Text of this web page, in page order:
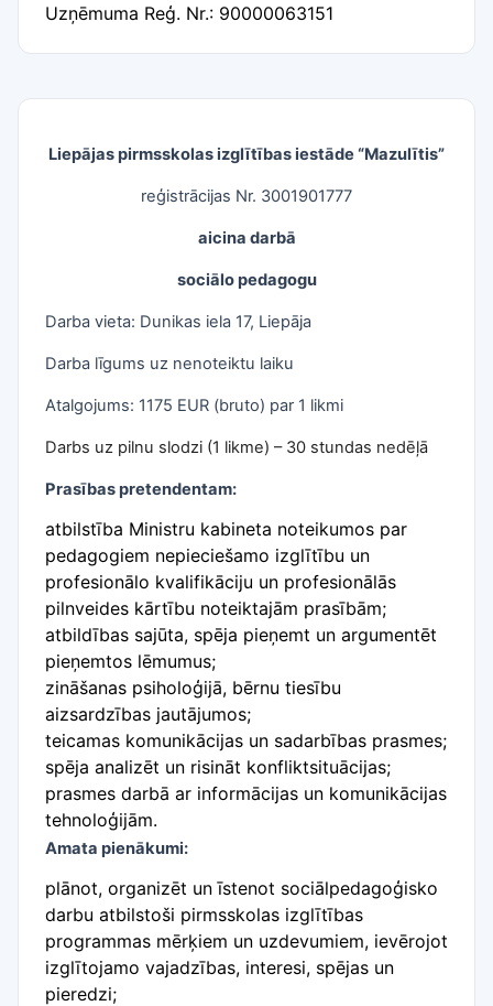
Liepājas pirmsskolas izglītības iestāde “Mazulītis”
reģistrācijas Nr. 3001901777
aicina darbā
sociālo pedagogu
Darba vieta: Dunikas iela 17, Liepāja
Darba līgums uz nenoteiktu laiku
Atalgojums: 1175 EUR (bruto) par 1 likmi
Darbs uz pilnu slodzi (1 likme) – 30 stundas nedēļā
Prasības pretendentam:
atbilstība Ministru kabineta noteikumos par
pedagogiem nepieciešamo izglītību un
profesionālo kvalifikāciju un profesionālās
pilnveides kārtību noteiktajām prasībām;
atbildības sajūta, spēja pieņemt un argumentēt
pieņemtos lēmumus;
zināšanas psiholoģijā, bērnu tiesību
aizsardzības jautājumos;
teicamas komunikācijas un sadarbības prasmes;
spēja analizēt un risināt konfliktsituācijas;
prasmes darbā ar informācijas un komunikācijas
tehnoloģijām.
Amata pienākumi:
plānot, organizēt un īstenot sociālpedagoģisko
darbu atbilstoši pirmsskolas izglītības
programmas mērķiem un uzdevumiem, ievērojot
izglītojamo vajadzības, interesi, spējas un
pieredzi;
Uzņēmuma Reģ. Nr.: 90000063151